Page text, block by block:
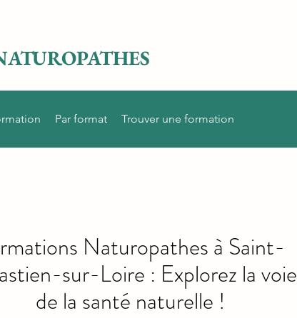
Par format Trouver une formation
Naturopathes à Saint-
sur-Loire : Explorez la voie
de la santé naturelle !